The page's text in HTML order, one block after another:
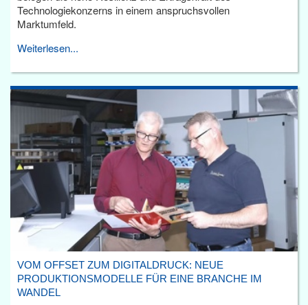
Technologiekonzerns in einem anspruchsvollen
Marktumfeld.
Weiterlesen...
VOM OFFSET ZUM DIGITALDRUCK: NEUE
PRODUKTIONSMODELLE FÜR EINE BRANCHE IM
WANDEL